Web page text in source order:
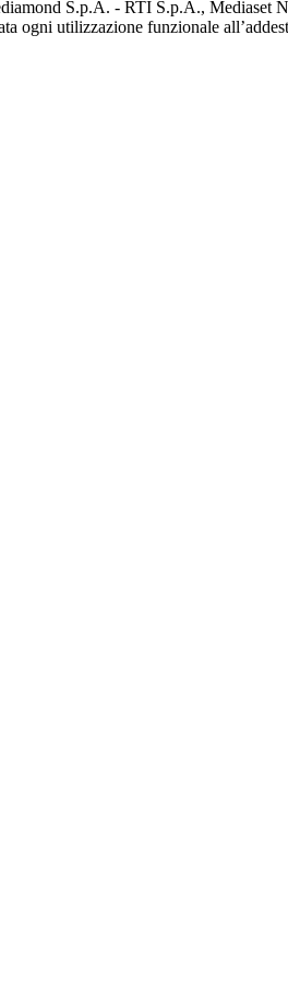
S.p.A. - RTI S.p.A., Mediaset
ogni utilizzazione funzionale